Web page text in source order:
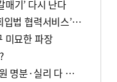
기’ 다시 난다
[정가 백브리핑] 두 달 만에 6개 법 발의·입법준비…부산시 ‘국회입법 협력서비스’ 호응
미묘한 파장
[정가 백브리핑] 우주항공청법 8월 처리 무산에도…‘직’ 건 장제원 명분·실리 다 챙겼다